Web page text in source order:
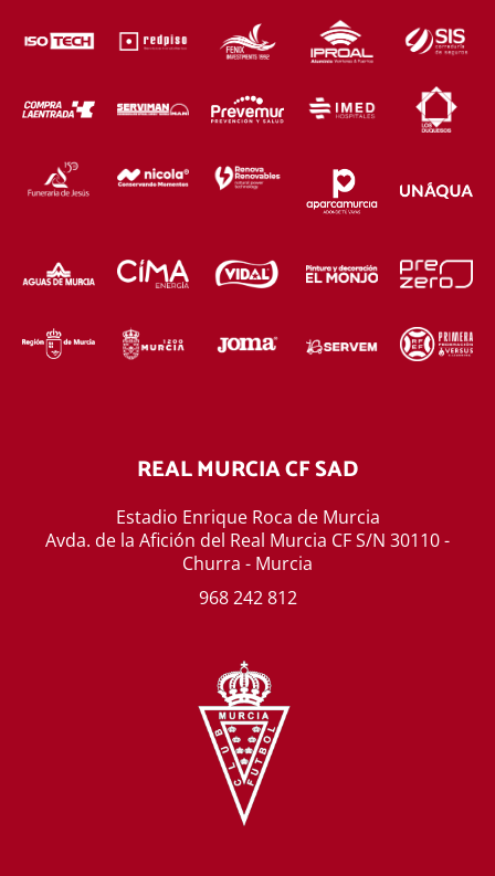
REAL MURCIA CF SAD
Estadio Enrique Roca de Murcia
Avda. de la Afición del Real Murcia CF S/N 30110 -
Churra - Murcia
968 242 812